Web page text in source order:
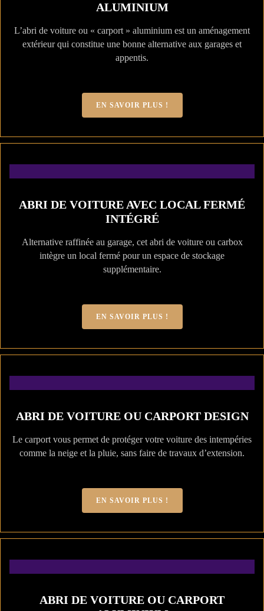
ALUMINIUM
L’abri de voiture ou « carport » aluminium est un aménagement
extérieur qui constitue une bonne alternative aux garages et
appentis.
EN SAVOIR PLUS !
ABRI DE VOITURE AVEC LOCAL FERMÉ
INTÉGRÉ
Alternative raffinée au garage, cet abri de voiture ou carbox
intègre un local fermé pour un espace de stockage
supplémentaire.
EN SAVOIR PLUS !
ABRI DE VOITURE OU CARPORT DESIGN
Le carport vous permet de protéger votre voiture des intempéries
comme la neige et la pluie, sans faire de travaux d’extension.
EN SAVOIR PLUS !
ABRI DE VOITURE OU CARPORT